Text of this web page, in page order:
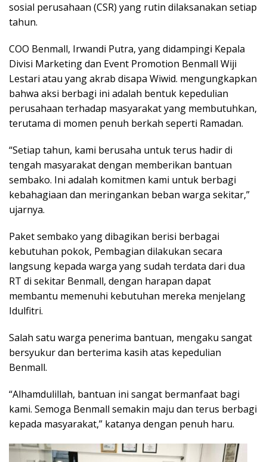
sosial perusahaan (CSR) yang rutin dilaksanakan setiap
tahun.
COO Benmall, Irwandi Putra, yang didampingi Kepala
Divisi Marketing dan Event Promotion Benmall Wiji
Lestari atau yang akrab disapa Wiwid. mengungkapkan
bahwa aksi berbagi ini adalah bentuk kepedulian
perusahaan terhadap masyarakat yang membutuhkan,
terutama di momen penuh berkah seperti Ramadan.
“Setiap tahun, kami berusaha untuk terus hadir di
tengah masyarakat dengan memberikan bantuan
sembako. Ini adalah komitmen kami untuk berbagi
kebahagiaan dan meringankan beban warga sekitar,”
ujarnya.
Paket sembako yang dibagikan berisi berbagai
kebutuhan pokok, Pembagian dilakukan secara
langsung kepada warga yang sudah terdata dari dua
RT di sekitar Benmall, dengan harapan dapat
membantu memenuhi kebutuhan mereka menjelang
Idulfitri.
Salah satu warga penerima bantuan, mengaku sangat
bersyukur dan berterima kasih atas kepedulian
Benmall.
“Alhamdulillah, bantuan ini sangat bermanfaat bagi
kami. Semoga Benmall semakin maju dan terus berbagi
kepada masyarakat,” katanya dengan penuh haru.